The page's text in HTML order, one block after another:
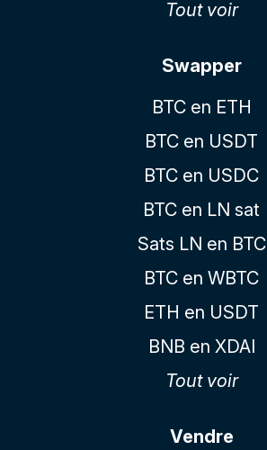
Tout voir
Swapper
BTC en ETH
BTC en USDT
BTC en USDC
BTC en LN sat
Sats LN en BTC
BTC en WBTC
ETH en USDT
BNB en XDAI
Tout voir
Vendre